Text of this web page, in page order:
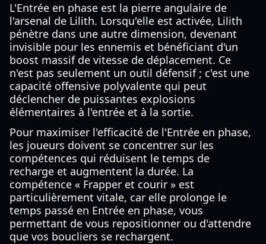
L'Entrée en phase est la pierre angulaire de
l'arsenal de Lilith. Lorsqu'elle est activée, Lilith
pénètre dans une autre dimension, devenant
invisible pour les ennemis et bénéficiant d'un
boost massif de vitesse de déplacement. Ce
n'est pas seulement un outil défensif ; c'est une
capacité offensive polyvalente qui peut
déclencher de puissantes explosions
élémentaires à l'entrée et à la sortie.
Pour maximiser l'efficacité de l'Entrée en phase,
les joueurs doivent se concentrer sur les
compétences qui réduisent le temps de
recharge et augmentent la durée. La
compétence « Frapper et courir » est
particulièrement vitale, car elle prolonge le
temps passé en Entrée en phase, vous
permettant de vous repositionner ou d'attendre
que vos boucliers se rechargent.